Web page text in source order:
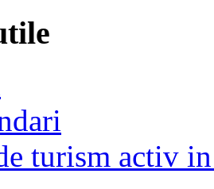
turism activ